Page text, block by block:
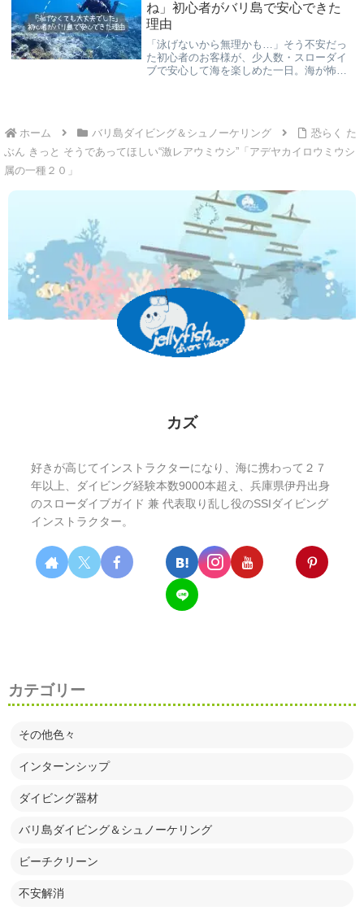
ね」初心者がバリ島で安心できた
理由
「泳げないから無理かも…」そう不安だっ
た初心者のお客様が、少人数・スローダイ
ブで安心して海を楽しめた一日。海が怖い
ホーム バリ島ダイビング＆シュノーケリング
恐らく た
ぶん きっと そうであってほしい“激レアウミウシ”「アデヤカイロウミウシ
属の一種２０」
カズ
好きが高じてインストラクターになり、海に携わって２７
年以上、ダイビング経験本数9000本超え、兵庫県伊丹出身
のスローダイブガイド 兼 代表取り乱し役のSSIダイビング
インストラクター。
カテゴリー
その他色々
インターンシップ
ダイビング器材
バリ島ダイビング＆シュノーケリング
ビーチクリーン
不安解消